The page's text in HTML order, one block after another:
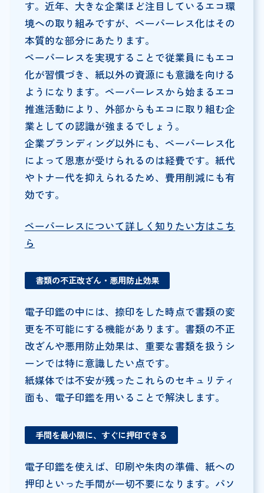
す。近年、大きな企業ほど注目しているエコ環
境への取り組みですが、ペーパーレス化はその
本質的な部分にあたります。
ペーパーレスを実現することで従業員にもエコ
化が習慣づき、紙以外の資源にも意識を向ける
ようになります。ペーパーレスから始まるエコ
推進活動により、外部からもエコに取り組む企
業としての認識が強まるでしょう。
企業ブランディング以外にも、ペーパーレス化
によって恩恵が受けられるのは経費です。紙代
やトナー代を抑えられるため、費用削減にも有
効です。
ペーパーレスについて詳しく知りたい方はこち
ら
書類の不正改ざん・悪用防止効果
電子印鑑の中には、捺印をした時点で書類の変
更を不可能にする機能があります。書類の不正
改ざんや悪用防止効果は、重要な書類を扱うシ
ーンでは特に意識したい点です。
紙媒体では不安が残ったこれらのセキュリティ
面も、電子印鑑を用いることで解決します。
手間を最小限に、すぐに押印できる
電子印鑑を使えば、印刷や朱肉の準備、紙への
押印といった手間が一切不要になります。パソ